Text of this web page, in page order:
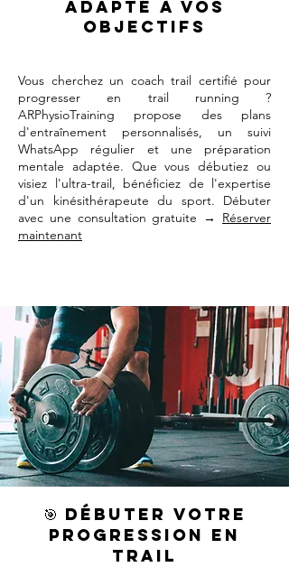
adapté à vos
objectifs
Vous cherchez un coach trail certifié pour
progresser en trail running ?
ARPhysioTraining propose des plans
d'entraînement personnalisés, un suivi
WhatsApp régulier et une préparation
mentale adaptée. Que vous débutiez ou
visiez l'ultra-trail, bénéficiez de l'expertise
d'un kinésithérapeute du sport. Débuter
avec une consultation gratuite → Réserver
maintenant
🎯 Débuter votre
progression en
trail